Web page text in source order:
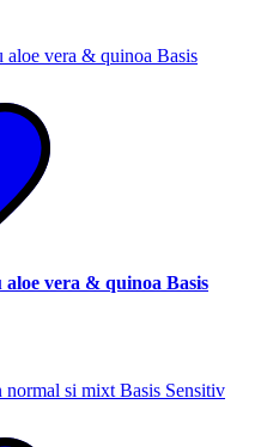
vera & quinoa Basis